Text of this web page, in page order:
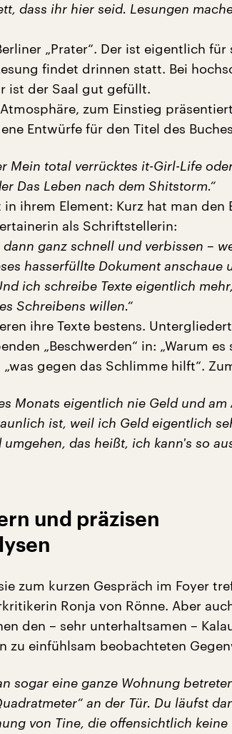
dass ihr hier seid. Lesungen
„Prater“. Der ist eigentlich für
findet drinnen statt. Bei
ist der Saal gut gefüllt.
zum Einstieg
Entwürfe für den Titel des
Mein total verrücktes it-Girl-Life
Das Leben nach dem Shitstorm.“
in ihrem Element: Kurz hat man den
als Schriftstellerin:
dann ganz schnell und verbissen –
hasserfüllte Dokument anschaue
ich schreibe Texte eigentlich
Schreibens willen.“
ihre Texte bestens.
„Beschwerden“ in: „Warum es
gegen das Schlimme hilft“.
Monats eigentlich nie Geld und
ist, weil ich Geld eigentlich
das heißt, ich kann's so
und präzisen
zum kurzen Gespräch im Foyer
Ronja von Rönne. Aber
den – sehr unterhaltsamen –
zu einfühlsam beobachteten
sogar eine ganze Wohnung
an der Tür. Du läufst
von Tine, die offensichtlich